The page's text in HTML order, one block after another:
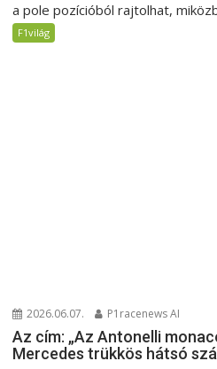
a pole pozícióból rajtolhat,
F1világ
2026.06.07. P1racenews AI
Az cím: „Az Antonelli
Mercedes trükkös hátsó